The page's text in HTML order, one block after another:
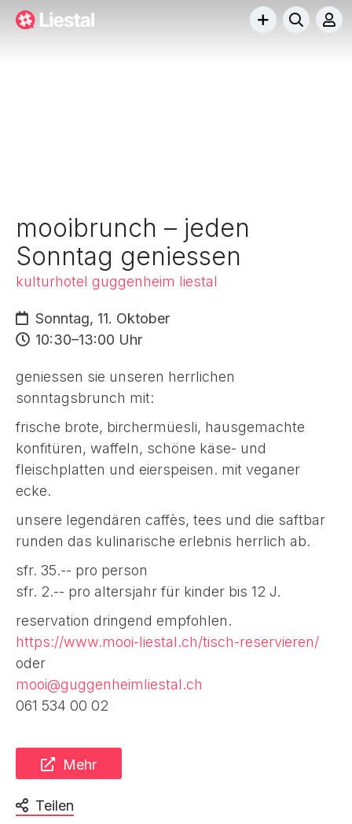
mooibrunch – jeden
Sonntag geniessen
kulturhotel guggenheim liestal
Sonntag, 11. Oktober
10:30–13:00 Uhr
geniessen sie unseren herrlichen
sonntagsbrunch mit:
frische brote, birchermüesli, hausgemachte
konfitüren, waffeln, schöne käse- und
fleischplatten und eierspeisen. mit veganer
ecke.
unsere legendären caffès, tees und die saftbar
runden das kulinarische erlebnis herrlich ab.
sfr. 35.-- pro person
sfr. 2.-- pro altersjahr für kinder bis 12 J.
reservation dringend empfohlen.
https://www.mooi-liestal.ch/tisch-reservieren/
oder
mooi@guggenheimliestal.ch
061 534 00 02
Mehr
Teilen